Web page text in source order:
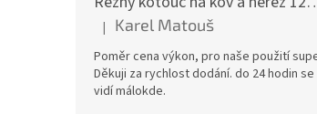
Hodnocení produktu je 5 z 5 hvězdiček.
| Karel Matouš
Poměr cena výkon, pro naše použití
Děkuji za rychlost dodání. do 24 hodin se
vidí málokde.